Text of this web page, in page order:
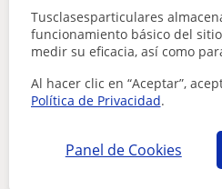
Tusclasesparticulares
funcionamiento básico del
medir su eficacia, así como
Al hacer clic en “Aceptar”,
Política de Privacidad.
Panel de Cookies